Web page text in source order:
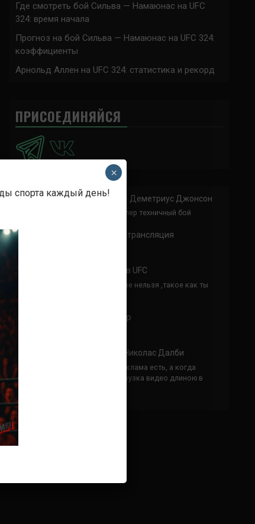
Где смотреть бой Сильва — Намаюнас на UFC
324: время начала
Прогноз на бой Сильва — Намаюнас на UFC 324:
коэффициенты
Арнольд Аллен на UFC 324: статистика и рекорд
ПРИСОЕДИНЯЙСЯ
АнонимнокДоминик Круз — Деметриус Джонсон
Спасибо что выложили этот супер техничный бой
Анонимно UFC 324 прямая трансляция
Расписание боев UFC
Кусок говна ты, существом даже нельзя ,такое как ты
Конор МакГрегор
Рэнди Браун — Николас Далби
не запускается ни один бой, реклама есть, а когда
заканчивается начинается загрузка видео длиною в
жизнь. Исправьте пожалуйста
спорта каждый день!
×